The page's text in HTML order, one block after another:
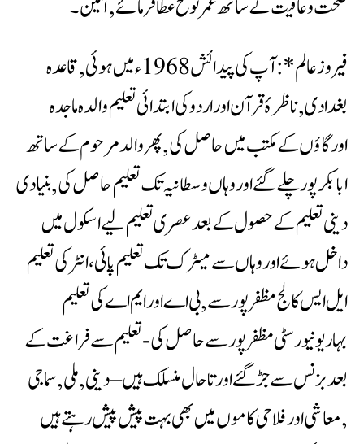
صحت وعافیت کے ساتھ عمرنوح عطافرمائے,آمین۔
فیروز عالم* :آپ کی پیدائش 1968ء میں ہوئی ,قاعدہ
بغدادی ,ناظرۂ قرآن اور اردو کی ابتدائی تعلیم والدہ ماجدہ
اورگاؤں کے مکتب میں حاصل کی ,پھر والد مرحوم کے ساتھ
ابابکر پور چلے گئے اور وہاں وسطانیہ تک تعلیم حاصل کی ,بنیادی
دینی تعلیم کے حصول کے بعد عصری تعلیم لیے اسکول میں
داخل ہوئے اور وہاں سے میٹرک تک تعلیم پائی ،انٹر کی تعلیم
ایل ایس کالج مظفرپور سے ,بی اے اور ایم اے کی تعلیم
بہاریونیورسٹی مظفر پور سے حاصل کی -تعلیم سے فراغت کے
بعد بزنس سے جڑگئے اور تاحال منسلک ہیں – دینی ,ملی ,سماجی
,معاشی اور فلاحی کاموں میں بھی بہت پیش پیش رہتے ہیں